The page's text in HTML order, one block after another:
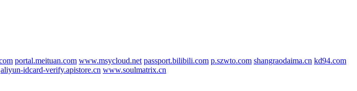
portal.meituan.com www.msycloud.net passport.bilibili.com p.szwto.com shangraodaima.cn kd94.com
aliyun-idcard-verify.apistore.cn www.soulmatrix.cn